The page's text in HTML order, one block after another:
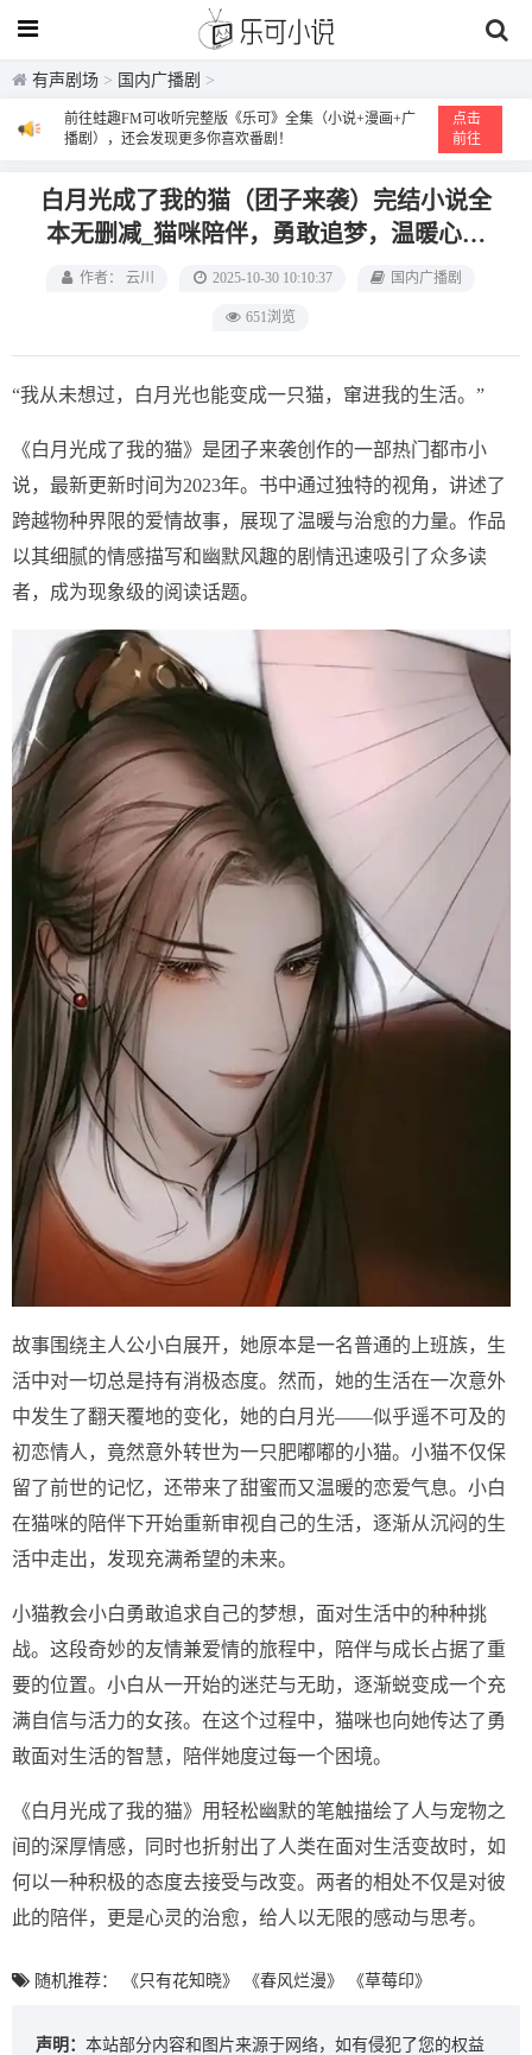
有声剧场 > 国内广播剧 >
前往蛙趣FM可收听完整版《乐可》全集（小说+漫画+广
播剧），还会发现更多你喜欢番剧！
点击
前往
白月光成了我的猫（团子来袭）完结小说全
本无删减_猫咪陪伴，勇敢追梦，温暖心灵
的成长之旅
作者： 云川 2025-10-30 10:10:37 国内广播剧
651浏览
“我从未想过，白月光也能变成一只猫，窜进我的生活。”
《白月光成了我的猫》是团子来袭创作的一部热门都市小
说，最新更新时间为2023年。书中通过独特的视角，讲述了
跨越物种界限的爱情故事，展现了温暖与治愈的力量。作品
以其细腻的情感描写和幽默风趣的剧情迅速吸引了众多读
者，成为现象级的阅读话题。
故事围绕主人公小白展开，她原本是一名普通的上班族，生
活中对一切总是持有消极态度。然而，她的生活在一次意外
中发生了翻天覆地的变化，她的白月光——似乎遥不可及的
初恋情人，竟然意外转世为一只肥嘟嘟的小猫。小猫不仅保
留了前世的记忆，还带来了甜蜜而又温暖的恋爱气息。小白
在猫咪的陪伴下开始重新审视自己的生活，逐渐从沉闷的生
活中走出，发现充满希望的未来。
小猫教会小白勇敢追求自己的梦想，面对生活中的种种挑
战。这段奇妙的友情兼爱情的旅程中，陪伴与成长占据了重
要的位置。小白从一开始的迷茫与无助，逐渐蜕变成一个充
满自信与活力的女孩。在这个过程中，猫咪也向她传达了勇
敢面对生活的智慧，陪伴她度过每一个困境。
《白月光成了我的猫》用轻松幽默的笔触描绘了人与宠物之
间的深厚情感，同时也折射出了人类在面对生活变故时，如
何以一种积极的态度去接受与改变。两者的相处不仅是对彼
此的陪伴，更是心灵的治愈，给人以无限的感动与思考。
随机推荐： 《只有花知晓》 《春风烂漫》 《草莓印》
声明： 本站部分内容和图片来源于网络，如有侵犯了您的权益